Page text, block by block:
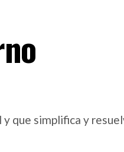
que simplifica y